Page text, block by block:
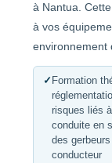
à Nantua.
à vos
environnement
✓ Formation
risques liés
conduite en
des
conducteur